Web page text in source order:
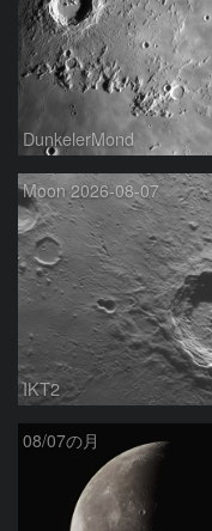
DunkelerMond
Moon 2026-08-07
IKT2
08/07の月